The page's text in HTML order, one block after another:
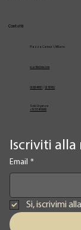
Iscriviti
Email *
Si, iscrivimi
Contatti
Piazza Cavour 1, Milano
vcarlile@me.com
02 82948631 / 02 653952
Solo Urgenze
+39 3334709981